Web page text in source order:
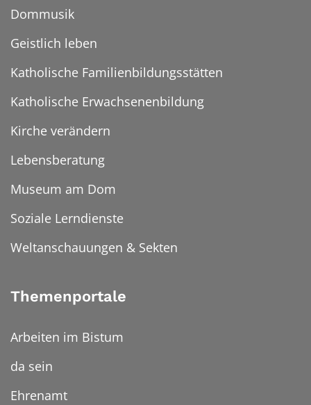
Dommusik
Geistlich leben
Katholische Familienbildungsstätten
Katholische Erwachsenenbildung
Kirche verändern
Lebensberatung
Museum am Dom
Soziale Lerndienste
Weltanschauungen & Sekten
Themenportale
Arbeiten im Bistum
da sein
Ehrenamt